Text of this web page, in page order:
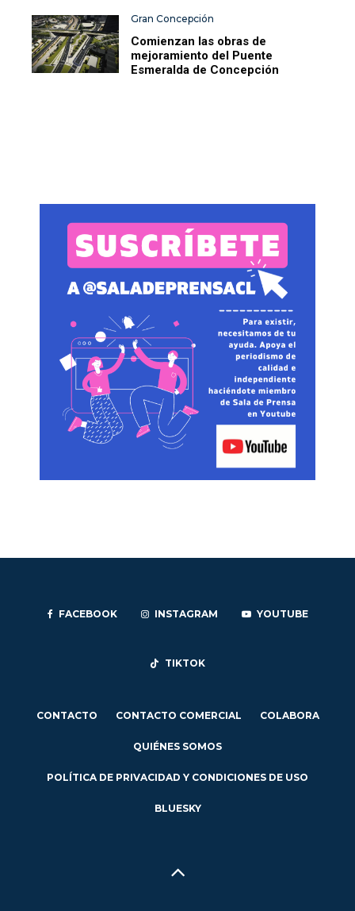
Gran Concepción
Comienzan las obras de
mejoramiento del Puente
Esmeralda de Concepción
FACEBOOK INSTAGRAM YOUTUBE
TIKTOK
CONTACTO CONTACTO COMERCIAL COLABORA
QUIÉNES SOMOS
POLÍTICA DE PRIVACIDAD Y CONDICIONES DE USO
BLUESKY